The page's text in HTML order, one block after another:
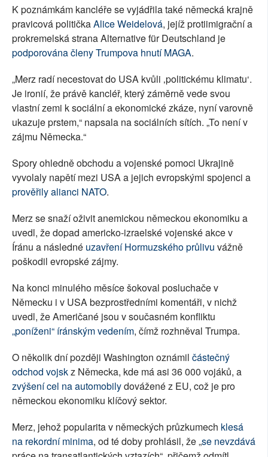
K poznámkám kancléře se vyjádřila také německá krajně
pravicová političkaAlice Weidelová, jejíž protiimigrační a
prokremelská strana Alternative für Deutschland je
podporována členy Trumpova hnutí MAGA.
„Merz radí necestovat do USA kvůli ‚politickému klimatu‘.
Je ironií, že právě kancléř, který záměrně vede svou
vlastní zemi k sociální a ekonomické zkáze, nyní varovně
ukazuje prstem,“ napsala na sociálních sítích. „To není v
zájmu Německa.“
Spory ohledně obchodu a vojenské pomoci Ukrajině
vyvolaly napětí mezi USA a jejich evropskými spojenci a
prověřily alianci NATO.
Merz se snaží oživit anemickou německou ekonomiku a
uvedl, že dopad americko-izraelské vojenské akce v
Íránu a následné uzavření Hormuzského průlivu vážně
poškodil evropské zájmy.
Na konci minulého měsíce šokoval posluchače v
Německu i v USA bezprostředními komentáři, v nichž
uvedl, že Američané jsou v současném konfliktu
„poníženi“ íránským vedením, čímž rozhněval Trumpa.
O několik dní později Washington oznámil částečný
odchod vojskz Německa, kde má asi 36 000 vojáků, a
zvýšení cel na automobilydovážené z EU, což je pro
německou ekonomiku klíčový sektor.
Merz, jehož popularita v německých průzkumech klesá
na rekordní minima, od té doby prohlásil, že „se nevzdává